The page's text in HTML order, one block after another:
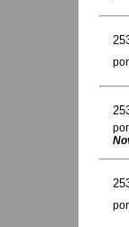
por
por
por